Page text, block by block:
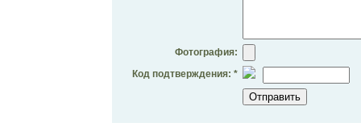
Фотография:
Код подтверждения: *